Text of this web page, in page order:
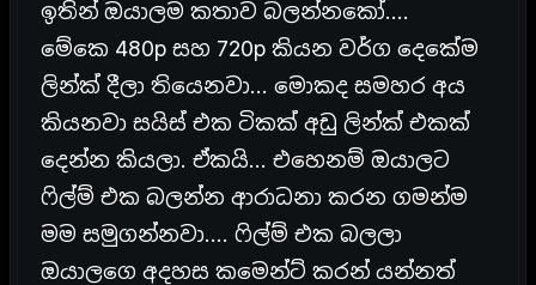
ඉතින් ඔයාලම කතාව බලන්නකෝ….
මේකෙ 480p සහ 720p කියන වර්ග දෙකේම
ලින්ක් දීලා තියෙනවා… මොකද සමහර අය
කියනවා සයිස් එක ටිකක් අඩු ලින්ක් එකක්
දෙන්න කියලා. ඒකයි… එහෙනම් ඔයාලට
ෆිල්ම් එක බලන්න ආරාධනා කරන ගමන්ම
මම සමුගන්නවා…. ෆිල්ම් එක බලලා
ඔයාලගෙ අදහස කමෙන්ට් කරන් යන්නත්